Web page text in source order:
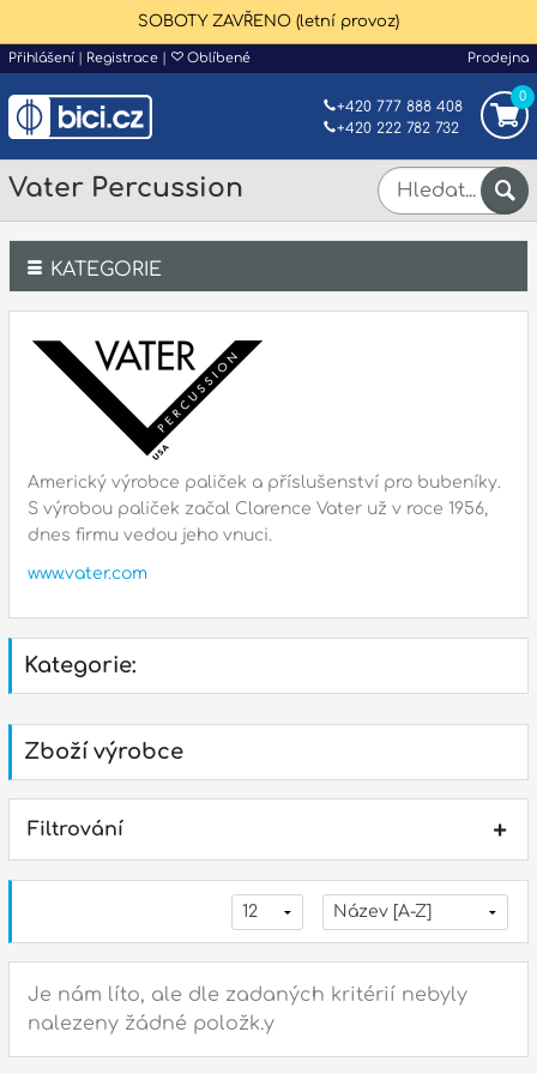
SOBOTY ZAVŘENO (letní provoz)
Přihlášení | Registrace | Oblíbené Prodejna
0
+420 777 888 408
+420 222 782 732
Vater Percussion
KATEGORIE
Klávesy
Kytary a strunné nástroje
Dechy
Příslušenství
Dárkové předměty
Služby
Ostatní
Naše prodejna
Americký výrobce paliček a příslušenství pro bubeníky.
S výrobou paliček začal Clarence Vater už v roce 1956,
dnes firmu vedou jeho vnuci.
www.vater.com
Kategorie:
Zboží výrobce
Filtrování
Je nám líto, ale dle zadaných kritérií nebyly
nalezeny žádné položk.y